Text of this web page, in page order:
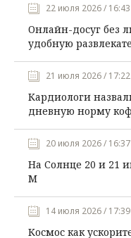
22 июля 2026 / 16:43
Онлайн-досуг без
удобную
21 июля 2026 / 17:22
Кардиологи
дневную норму
20 июля 2026 / 16:37
На Солнце 20 и 21
М
14 июля 2026 / 17:39
Космос как